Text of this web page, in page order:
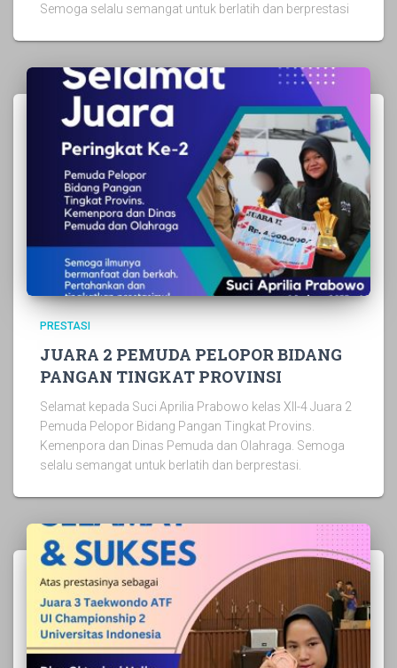
Semoga selalu semangat untuk berlatih dan berprestasi
PRESTASI
JUARA 2 PEMUDA PELOPOR BIDANG
PANGAN TINGKAT PROVINSI
Selamat kepada Suci Aprilia Prabowo kelas XII-4 Juara 2
Pemuda Pelopor Bidang Pangan Tingkat Provins.
Kemenpora dan Dinas Pemuda dan Olahraga. Semoga
selalu semangat untuk berlatih dan berprestasi.